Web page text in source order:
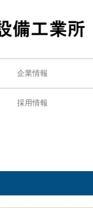
企業情報
採用情報